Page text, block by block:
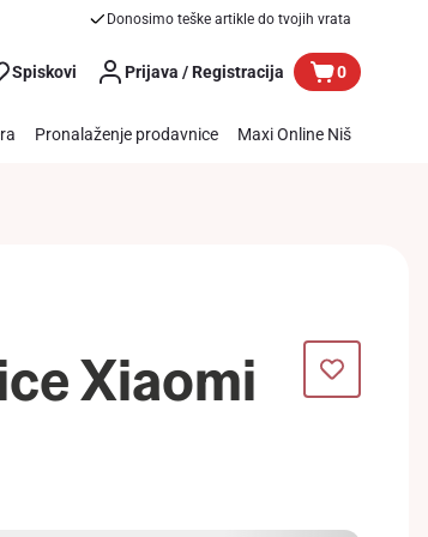
Donosimo teške artikle do tvojih vrata
Spiskovi Prijava / Registracija 0
Pronalaženje prodavnice Maxi Online Niš
Xiaomi